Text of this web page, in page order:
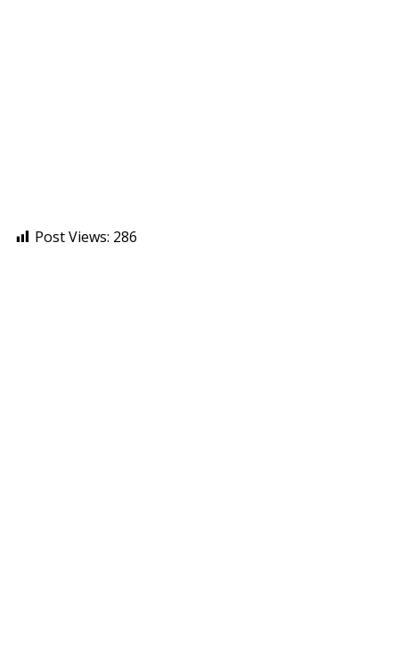
Post Views: 286